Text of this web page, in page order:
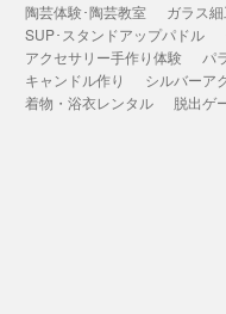
陶芸体験･陶芸教室 ガラス
SUP･スタンドアップパドル
アクセサリー手作り体験
パ
キャンドル作り
シルバーア
着物・浴衣レンタル
脱出ゲ